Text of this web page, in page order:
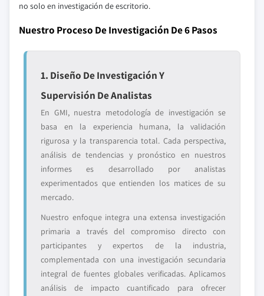
no solo en investigación de escritorio.
Nuestro Proceso De Investigación De 6 Pasos
1. Diseño De Investigación Y
Supervisión De Analistas
En GMI, nuestra metodología de investigación se
basa en la experiencia humana, la validación
rigurosa y la transparencia total. Cada perspectiva,
análisis de tendencias y pronóstico en nuestros
informes es desarrollado por analistas
experimentados que entienden los matices de su
mercado.
Nuestro enfoque integra una extensa investigación
primaria a través del compromiso directo con
participantes y expertos de la industria,
complementada con una investigación secundaria
integral de fuentes globales verificadas. Aplicamos
análisis de impacto cuantificado para ofrecer